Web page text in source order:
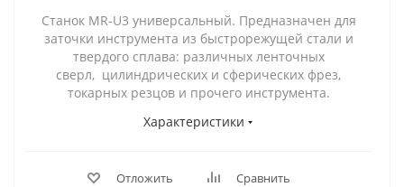
Станок MR-U3 универсальный. Предназначен для
заточки инструмента из быстрорежущей стали и
твердого сплава: различных ленточных
сверл, цилиндрических и сферических фрез,
токарных резцов и прочего инструмента.
Характеристики
Отложить Сравнить